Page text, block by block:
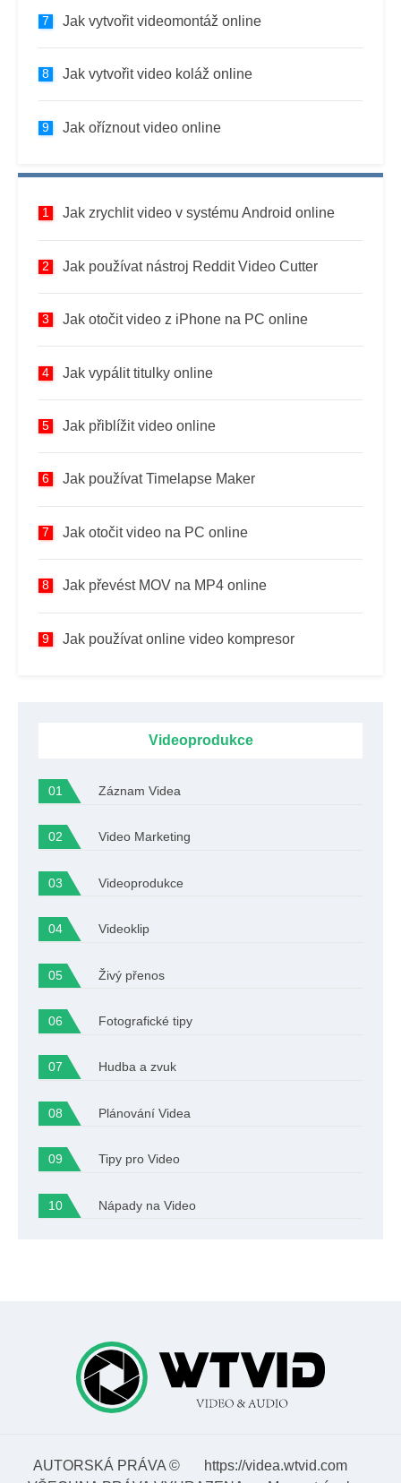
Jak vytvořit videomontáž online
Jak vytvořit video koláž online
Jak oříznout video online
Jak zrychlit video v systému Android online
Jak používat nástroj Reddit Video Cutter
Jak otočit video z iPhone na PC online
Jak vypálit titulky online
Jak přiblížit video online
Jak používat Timelapse Maker
Jak otočit video na PC online
Jak převést MOV na MP4 online
Jak používat online video kompresor
Videoprodukce
Záznam Videa
Video Marketing
Videoprodukce
Videoklip
Živý přenos
Fotografické tipy
Hudba a zvuk
Plánování Videa
Tipy pro Video
Nápady na Video
AUTORSKÁ PRÁVA ©
https://videa.wtvid.com